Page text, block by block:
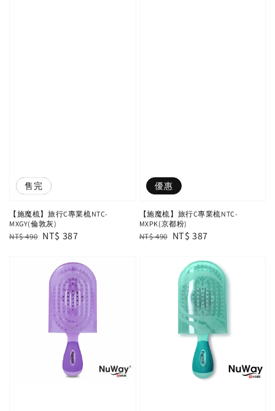
優惠
售完
【施魔梳】旅行C專業梳NTC-
MXGY(倫敦灰)
Regular
NT$ 490 Sale
NT$ 387
優惠
【施魔梳】旅行C專業梳NTC-
MXPK(京都粉)
Regular
NT$ 490 Sale
NT$ 387